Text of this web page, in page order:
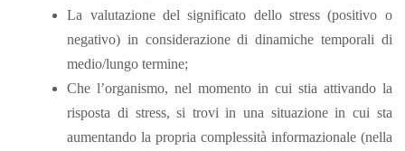
La valutazione del significato dello stress (positivo o
negativo) in considerazione di dinamiche temporali di
medio/lungo termine;
Che l’organismo, nel momento in cui stia attivando la
risposta di stress, si trovi in una situazione in cui sta
aumentando la propria complessità informazionale (nella